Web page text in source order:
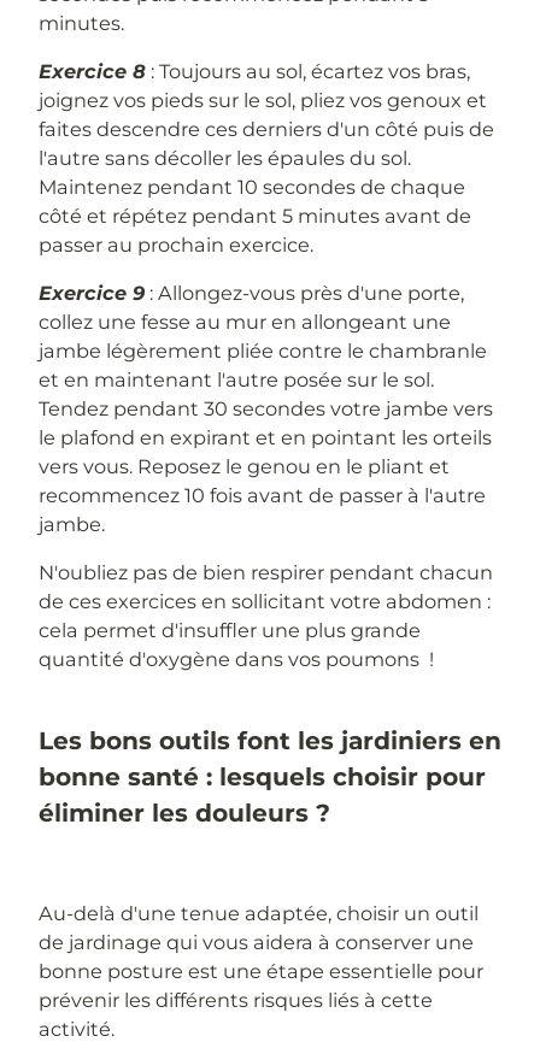
minutes.
Exercice 8: Toujours au sol, écartez vos bras,
joignez vos pieds sur le sol, pliez vos genoux et
faites descendre ces derniers d'un côté puis de
l'autre sans décoller les épaules du sol.
Maintenez pendant 10 secondes de chaque
côté et répétez pendant 5 minutes avant de
passer au prochain exercice.
Exercice 9: Allongez-vous près d'une porte,
collez une fesse au mur en allongeant une
jambe légèrement pliée contre le chambranle
et en maintenant l'autre posée sur le sol.
Tendez pendant 30 secondes votre jambe vers
le plafond en expirant et en pointant les orteils
vers vous. Reposez le genou en le pliant et
recommencez 10 fois avant de passer à l'autre
jambe.
N'oubliez pas de bien respirer pendant chacun
de ces exercices en sollicitant votre abdomen :
cela permet d'insuffler une plus grande
quantité d'oxygène dans vos poumons !
Les bons outils font les jardiniers en
bonne santé : lesquels choisir pour
éliminer les douleurs ?
Au-delà d'une tenue adaptée, choisir un outil
de jardinage qui vous aidera à conserver une
bonne posture est une étape essentielle pour
prévenir les différents risques liés à cette
activité.